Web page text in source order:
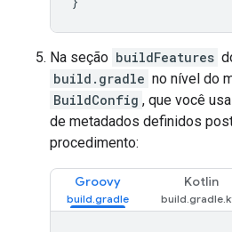
Na seção buildFeatures
build.gradle no nível do
BuildConfig , que você
de metadados definidos
procedimento:
Groovy Kotlin